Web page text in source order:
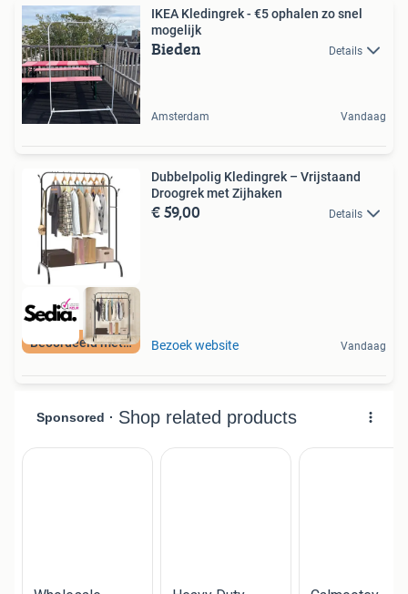
IKEA Kledingrek - €5 ophalen zo snel
mogelijk
Bieden Details
Amsterdam Vandaag
Beoordeeld met 9+
Dubbelpolig Kledingrek – Vrijstaand
Droogrek met Zijhaken
€ 59,00 Details
Bezoek website Vandaag